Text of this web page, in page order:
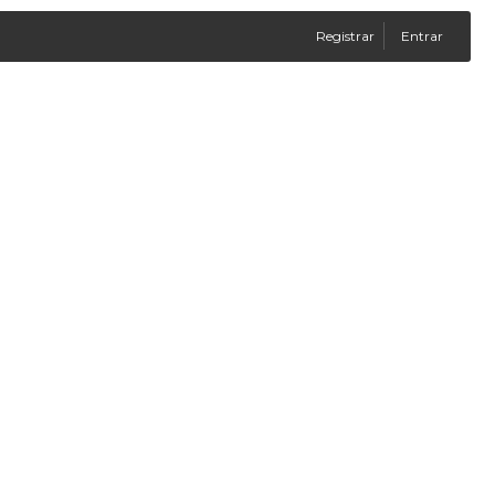
Registrar Entrar